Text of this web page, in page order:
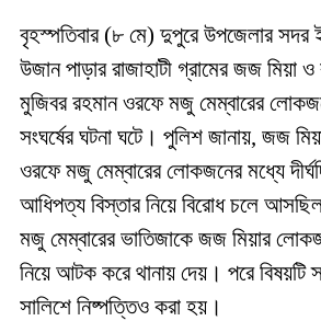
বৃহস্পতিবার (৮ মে) দুপুরে উপজেলার সদর
উজান পাড়ার রাজাহাটী গ্রামের জজ মিয়া ও
মুজিবর রহমান ওরফে মজু মেম্বারের
সংঘর্ষের ঘটনা ঘটে। পুলিশ জানায়, জজ
ওরফে মজু মেম্বারের লোকজনের মধ্যে
আধিপত্য বিস্তার নিয়ে বিরোধ চলে
মজু মেম্বারের ভাতিজাকে জজ মিয়ার
নিয়ে আটক করে থানায় দেয়। পরে বিষয়টি
সালিশে নিষ্পত্তিও করা হয়।